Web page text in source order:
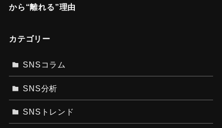
から“離れる”理由
カテゴリー
SNSコラム
SNS分析
SNSトレンド